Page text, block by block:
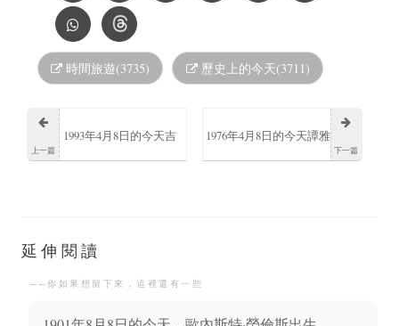
時間旅遊(3735) 歷史上的今天(3711)
上一篇
1993年4月8日的今天吉
下一篇
1976年4月8日的今天譚雅
延伸閱讀
──你如果想留下來，這裡還有一些